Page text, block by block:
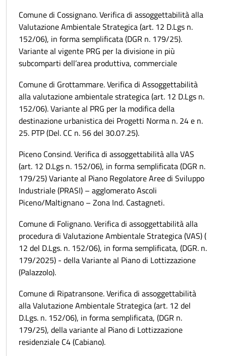
Comune di Cossignano. Verifica di assoggettabilità alla
Valutazione Ambientale Strategica (art. 12 D.Lgs n.
152/06), in forma semplificata (DGR n. 179/25).
Variante al vigente PRG per la divisione in più
subcomparti dell’area produttiva, commerciale
Comune di Grottammare. Verifica di Assoggettabilità
alla valutazione ambientale strategica (art. 12 D.Lgs n.
152/06). Variante al PRG per la modifica della
destinazione urbanistica dei Progetti Norma n. 24 e n.
25. PTP (Del. CC n. 56 del 30.07.25).
Piceno Consind. Verifica di assoggettabilità alla VAS
(art. 12 D.Lgs n. 152/06), in forma semplificata (DGR n.
179/25) Variante al Piano Regolatore Aree di Sviluppo
Industriale (PRASI) – agglomerato Ascoli
Piceno/Maltignano – Zona Ind. Castagneti.
Comune di Folignano. Verifica di assoggettabilità alla
procedura di Valutazione Ambientale Strategica (VAS) (
12 del D.Lgs. n. 152/06), in forma semplificata, (DGR. n.
179/2025) - della Variante al Piano di Lottizzazione
(Palazzolo).
Comune di Ripatransone. Verifica di assoggettabilità
alla Valutazione Ambientale Strategica (art. 12 del
D.Lgs. n. 152/06), in forma semplificata, (DGR n.
179/25), della variante al Piano di Lottizzazione
residenziale C4 (Cabiano).